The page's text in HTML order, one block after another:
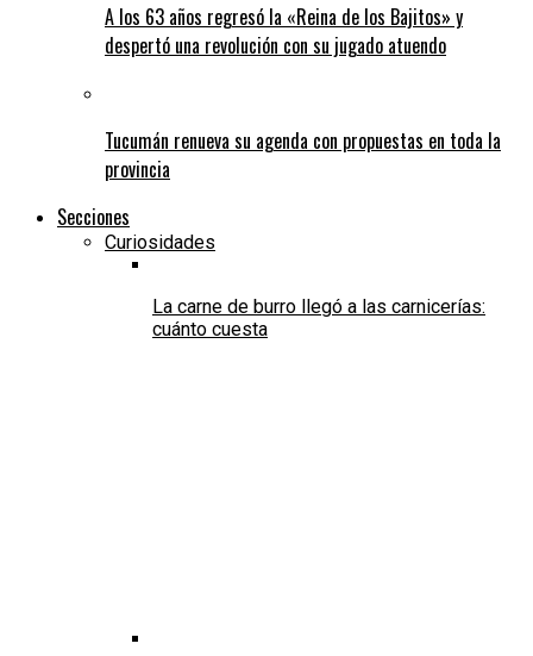
A los 63 años regresó la «Reina de los Bajitos» y
despertó una revolución con su jugado atuendo
Tucumán renueva su agenda con propuestas en toda la
provincia
Secciones
Curiosidades
La carne de burro llegó a las carnicerías:
cuánto cuesta